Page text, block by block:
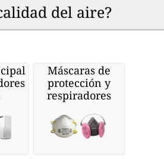
del aire?
Máscaras de
protección y
respiradores